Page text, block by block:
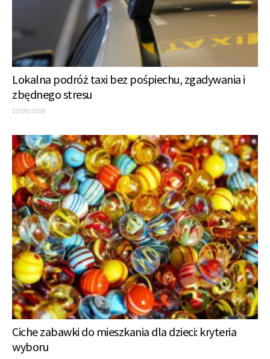
Lokalna podróż taxi bez pośpiechu, zgadywania i
zbędnego stresu
22/05/2026
Ciche zabawki do mieszkania dla dzieci: kryteria
wyboru